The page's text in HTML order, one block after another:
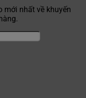
mới nhất về khuyến